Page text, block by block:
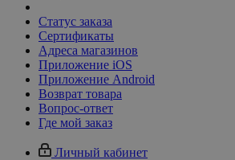
Статус заказа
Сертификаты
Адреса магазинов
Приложение iOS
Приложение Android
Возврат товара
Вопрос-ответ
Где мой заказ
Личный кабинет